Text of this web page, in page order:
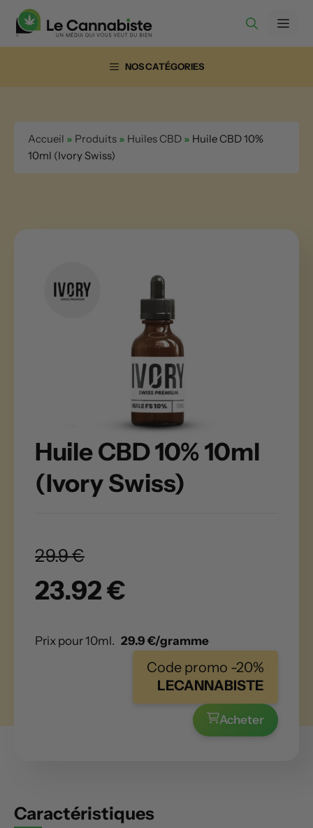
Aller
contenu
NOS CATÉGORIES
Accueil » Produits » Huiles CBD » Huile CBD 10%
10ml (Ivory Swiss)
Huile CBD 10% 10ml
(Ivory Swiss)
29.9 €
23.92 €
Prix pour 10ml. 29.9 €/gramme
Code promo -20%
LECANNABISTE
Acheter
Caractéristiques